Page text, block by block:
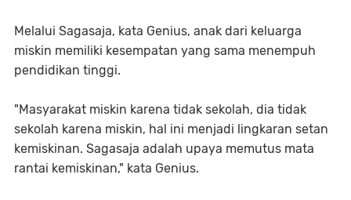
Melalui Sagasaja, kata Genius, anak dari keluarga
miskin memiliki kesempatan yang sama menempuh
pendidikan tinggi.
"Masyarakat miskin karena tidak sekolah, dia tidak
sekolah karena miskin, hal ini menjadi lingkaran setan
kemiskinan. Sagasaja adalah upaya memutus mata
rantai kemiskinan," kata Genius.